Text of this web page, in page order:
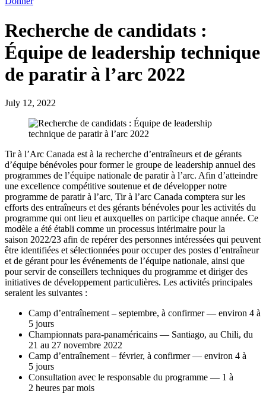
Recherche de candidats :
Équipe de leadership technique
de paratir à l’arc 2022
July 12, 2022
Tir à l’Arc Canada est à la recherche d’entraîneurs et de gérants
d’équipe bénévoles pour former le groupe de leadership annuel des
programmes de l’équipe nationale de paratir à l’arc. Afin d’atteindre
une excellence compétitive soutenue et de développer notre
programme de paratir à l’arc, Tir à l’arc Canada comptera sur les
efforts des entraîneurs et des gérants bénévoles pour les activités du
programme qui ont lieu et auxquelles on participe chaque année. Ce
modèle a été établi comme un processus intérimaire pour la
saison 2022/23 afin de repérer des personnes intéressées qui peuvent
être identifiées et sélectionnées pour occuper des postes d’entraîneur
et de gérant pour les événements de l’équipe nationale, ainsi que
pour servir de conseillers techniques du programme et diriger des
initiatives de développement particulières. Les activités principales
seraient les suivantes :
Camp d’entraînement – septembre, à confirmer — environ 4 à
5 jours
Championnats para-panaméricains — Santiago, au Chili, du
21 au 27 novembre 2022
Camp d’entraînement – février, à confirmer — environ 4 à
5 jours
Consultation avec le responsable du programme — 1 à
2 heures par mois